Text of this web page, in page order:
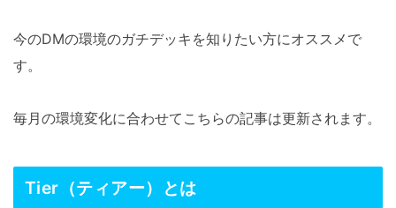
今のDMの環境のガチデッキを知りたい方にオススメで
す。
毎月の環境変化に合わせてこちらの記事は更新されます。
Tier（ティアー）とは